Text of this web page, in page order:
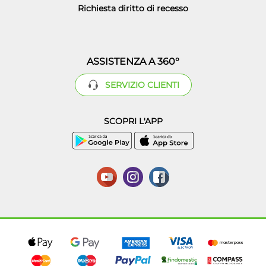
Richiesta diritto di recesso
ASSISTENZA A 360°
SERVIZIO CLIENTI
SCOPRI L'APP